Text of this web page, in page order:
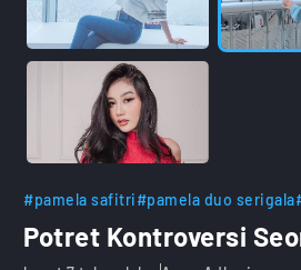
#pamela safitri#pamela duo serigala
Potret Kontroversi